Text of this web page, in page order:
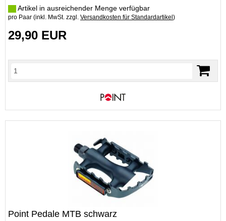
Artikel in ausreichender Menge verfügbar
pro Paar (inkl. MwSt. zzgl. Versandkosten für Standardartikel )
29,90 EUR
Point Pedale MTB schwarz